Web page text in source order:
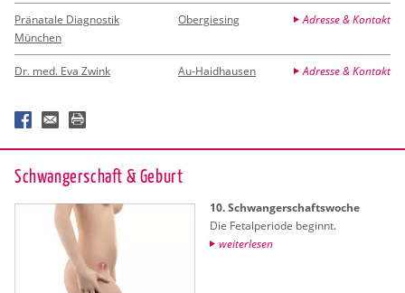
Pränatale Diagnostik
München
Obergiesing Adresse & Kontakt
Dr. med. Eva Zwink Au-Haidhausen Adresse & Kontakt
Schwan­ger­schaft & Ge­burt
10. Schwan­ger­schafts­wo­che
Die Fe­tal­pe­ri­ode be­ginnt.
wei­ter­le­sen